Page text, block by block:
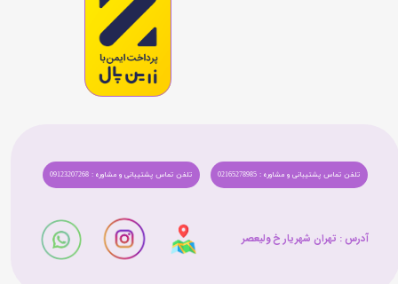
تلفن تماس پشتیبانی و مشاوره : 09123207268 تلفن تماس پشتیبانی و مشاوره : 02165278985
آدرس : تهران شهریار خ ولیعصر​​​​​​​